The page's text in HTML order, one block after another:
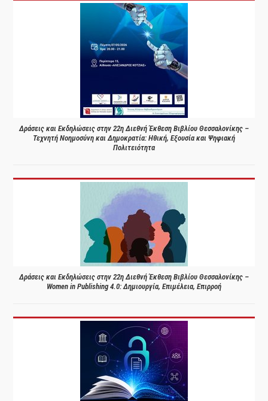
Δράσεις και Εκδηλώσεις στην 22η Διεθνή Έκθεση Βιβλίου Θεσσαλονίκης –
Τεχνητή Νοημοσύνη και Δημοκρατία: Ηθική, Εξουσία και Ψηφιακή
Πολιτειότητα
Δράσεις και Εκδηλώσεις στην 22η Διεθνή Έκθεση Βιβλίου Θεσσαλονίκης –
Women in Publishing 4.0: Δημιουργία, Επιμέλεια, Επιρροή